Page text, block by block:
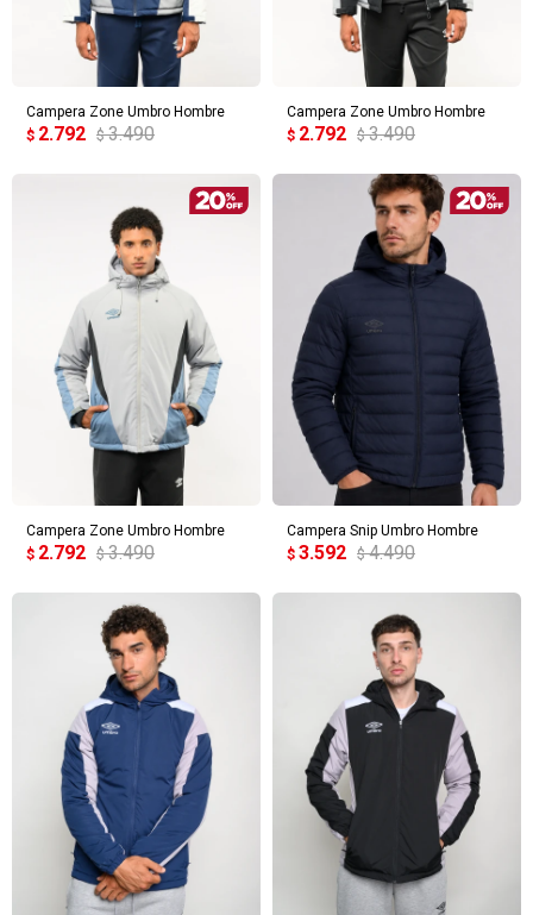
Campera Zone Umbro Hombre
$ 2.792 $ 3.490
Campera Zone Umbro Hombre
$ 2.792 $ 3.490
Campera Zone Umbro Hombre
$ 2.792 $ 3.490
Campera Snip Umbro Hombre
$ 3.592 $ 4.490